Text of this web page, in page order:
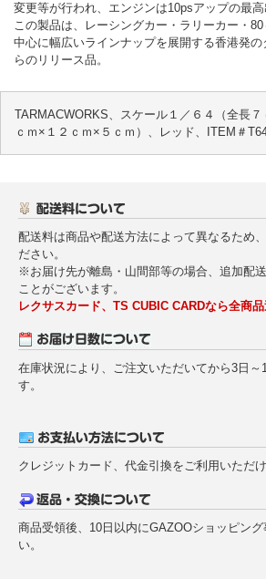
変更等が行われ、エンジンは10psアップの最高
この製品は、レーシングカー・ラリーカー・
中心に幅広いラインナップを展開する香港発
らのリリース品。
TARMACWORKS、スケール１／６４（全長７
ｃｍ×１２ｃｍ×５ｃｍ）、レッド、ITEM＃
配送料は商品や配送方法によって異なるため
ださい。
※お届け先が離島・山間部等の場合、追加配
ことがございます。
レクサスカード、TS CUBIC CARDなら全商品
在庫状況により、ご注文いただいてから3日～
す。
クレジットカード、代金引換をご利用いただけ
商品受領後、10日以内にGAZOOショッピン
い。